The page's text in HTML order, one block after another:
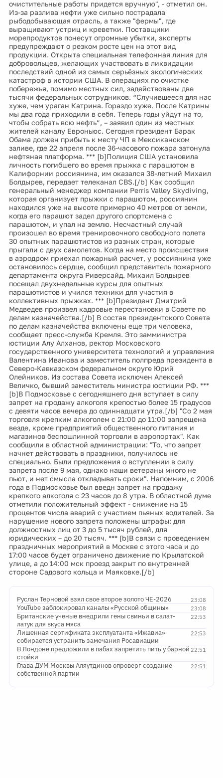
очистительные работы придется вручную", - отметил он.
Из-за разлива нефти уже сильно пострадала
рыбодобывающая отрасль, а также "фермы", где
выращивают устриц и креветки. Поставщики
морепродуктов понесут огромные убытки, эксперты
предупреждают о резком росте цен на этот вид
продукции. Открыта специальная телефонная линия для
добровольцев, желающих участвовать в ликвидации
последствий одной из самых серьёзных экологических
катастроф в истории США. В операциях по очистке
побережья, помимо местных сил, задействованы две
тысячи федеральных сотрудников. “Случившееся для нас
хуже, чем ураган Катрина. Гораздо хуже. После Катрины
мы два года приходили в себя. Теперь годы уйдут на то,
чтобы собрать всю нефть”, – заявил один из местных
жителей каналу Евроньюс. Сегодня президент Барак
Обама должен прибыть к месту ЧП в Мексиканском
заливе, где 22 апреля после 36-часового пожара затонула
нефтяная платформа. *** [b]Полиция США установила
личность погибшего во время прыжка с парашютом в
Калифорнии россиянина, им оказался 38-летний Михаил
Болдырев, передает телеканал CBS.[/b] Как сообщил
генеральный менеджер компании Perris Valley Skydiving,
которая организует прыжки с парашютом, россиянин
находился уже на высоте примерно 40 метров от земли,
когда его парашют задел другого спортсмена с
парашютом, и упал на землю. Несчастный случай
произошел во время тренировочного свободного полета
30 опытных парашютистов из разных стран, которые
прыгали с двух самолетов. Когда на место происшествия
в аэродром приехал пожарный расчет, у россиянина уже
остановилось сердце, сообщил представитель пожарного
департамента округа Риверсайд. Михаил Болдырев
посещал двухнедельные курсы для опытных
парашютистов и учился техники для участия в
коллективных прыжках. *** [b]Президент Дмитрий
Медведев произвел кадровые перестановки в Совете по
делам казначейства.[/b] В состав президентского Совета
по делам казначейства включены еще три человека,
сообщает пресс-служба Кремля. Это замминистра
юстиции Алу Алханов, ректор Московского
государственного университета технологий и управления
Валентина Иванова и заместитель полпреда президента в
Северо-Кавказском федеральном округе Юрий
Олейников. Из состава Совета исключен Алексей
Величко, бывший заместитель министра юстиции РФ. ***
[b]В Подмосковье с сегодняшнего дня вступает в силу
запрет на продажу алкоголя крепостью более 15 градусов
с девяти часов вечера до одиннадцати утра.[/b] "Со 2 мая
торговля крепким алкоголем с 21:00 до 11:00 запрещена
везде, кроме предприятий общественного питания и
магазинов беспошлинной торговли в аэропортах". Как
сообщили в областной администрации: "То, что запрет
начнет действовать в праздники, получилось не
специально. Были предложения о вступлении в силу
запрета после 9 мая, однако наши ветераны много не
пьют, и нет смысла откладывать сроки". Напомним, с 2006
года в Подмосковье был введн запрет на продажу
крепкого алкоголя с 23 часов до 8 утра. В областной думе
отметили положительный эффект - снижение на 15
процентов числа аварий с участием пьяных водителей. За
нарушение нового запрета положены штрафы: для
должностных лиц от 3 до 5 тысяч рублей, для
юридических – до 20 тысяч. *** [b]В связи с проведением
праздничных мероприятий в Москве с этого часа и до
17:00 часов будет ограничено движение по Крылатской
улице, а до 14:00 мск проезд закрыт по внутренней
стороне Садового кольца и Маяковке.[/b]
23:08
Руслан Терновой взял свое второе золото ЧЕ-2026
23:08
YouTube заблокировал каналы «Русской общины»
22:53
Британские ученые внедрили гены свиньи в салат-
латук для вкуса мяса
22:53
Лишенная сертификата эксплуатанта «Ижавиа»
собирается устранить замечания Росавиации
22:51
В Лондоне предложили в пабах запретить пить у барной
стойки
22:51
Глава ДУМ Москвы Аляутдинов опроверг создание
собственной партии